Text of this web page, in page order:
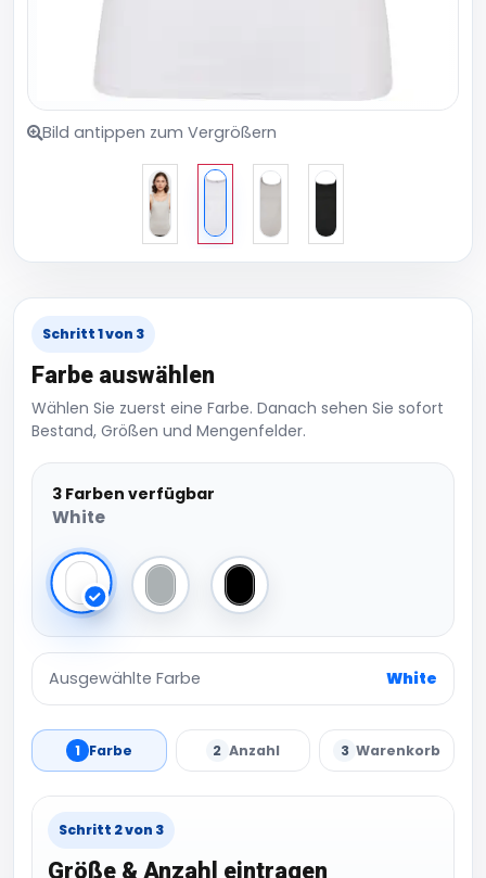
Bild antippen zum Vergrößern
Schritt 1 von 3
Farbe auswählen
Wählen Sie zuerst eine Farbe. Danach sehen Sie sofort
Bestand, Größen und Mengenfelder.
3 Farben verfügbar
White
White Light AsphaltBlack
Ausgewählte Farbe White
1 Farbe 2 Anzahl 3 Warenkorb
Schritt 2 von 3
Größe & Anzahl eintragen